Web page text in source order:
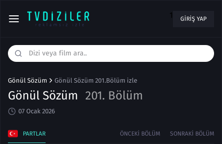
1 GIRIŞ YAP
Gönül Sözüm Gönül Sözüm 201.Bölüm izle
Gönül Sözüm 201. Bölüm
07 Ocak 2026
PARTLAR ÖNCEKI BÖLÜM SONRAKI BÖLÜM